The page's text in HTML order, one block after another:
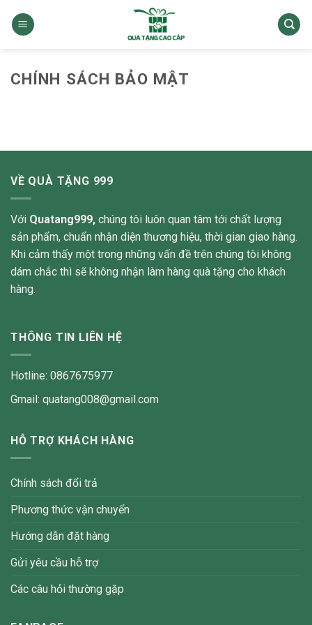
CHÍNH SÁCH BẢO MẬT
VỀ QUÀ TẶNG 999
Với Quatang999, chúng tôi luôn quan tâm tới chất lượng
sản phẩm, chuẩn nhận diện thương hiệu, thời gian giao hàng.
Khi cảm thấy một trong những vấn đề trên chúng tôi không
dám chắc thì sẽ không nhận làm hàng quà tặng cho khách
hàng.
THÔNG TIN LIÊN HỆ
Hotline: 0867675977
Gmail: quatang008@gmail.com
HỖ TRỢ KHÁCH HÀNG
Chính sách đổi trả
Phương thức vận chuyển
Hướng dẫn đặt hàng
Gửi yêu cầu hỗ trợ
Các câu hỏi thường gặp